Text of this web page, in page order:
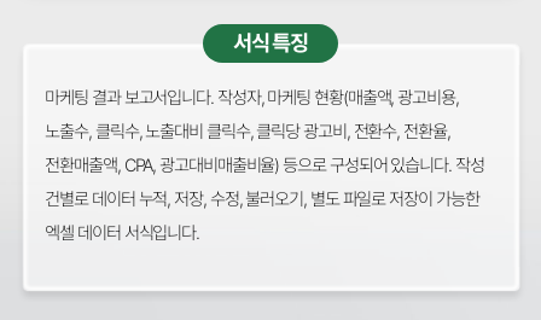
서식 특징
마케팅 결과 보고서입니다. 작성자, 마케팅 현황(매출액, 광고비용,
노출수, 클릭수, 노출대비 클릭수, 클릭당 광고비, 전환수, 전환율,
전환매출액, CPA, 광고대비매출비율) 등으로 구성되어 있습니다. 작성
건별로 데이터 누적, 저장, 수정, 불러오기, 별도 파일로 저장이 가능한
엑셀 데이터 서식입니다.